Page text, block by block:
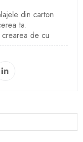
din carton
ta.
crearea de cu